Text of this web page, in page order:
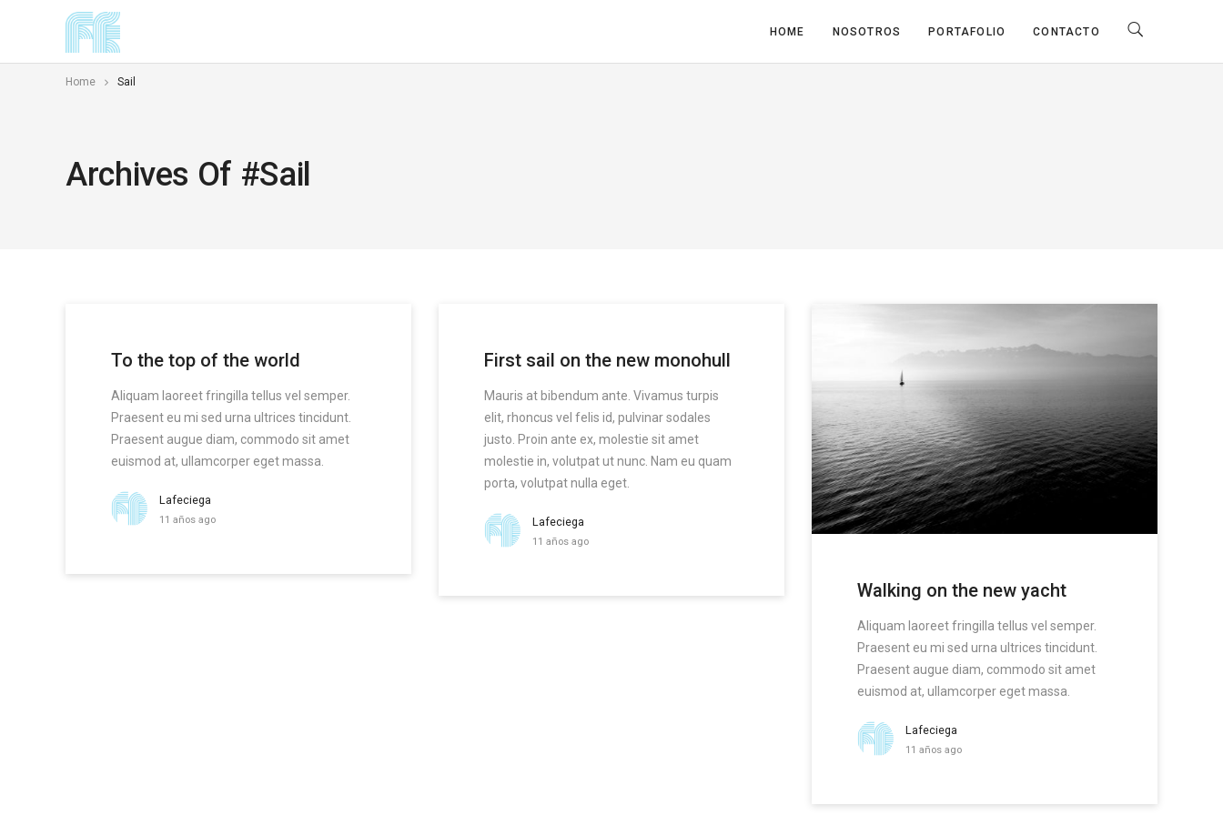
HOME NOSOTROS PORTAFOLIO CONTACTO
Home Sail
Archives Of #sail
To the top of the world
Aliquam laoreet fringilla tellus vel semper.
Praesent eu mi sed urna ultrices tincidunt.
Praesent augue diam, commodo sit amet
euismod at, ullamcorper eget massa.
Lafeciega
11 años ago
First sail on the new monohull
Mauris at bibendum ante. Vivamus turpis
elit, rhoncus vel felis id, pulvinar sodales
justo. Proin ante ex, molestie sit amet
molestie in, volutpat ut nunc. Nam eu quam
porta, volutpat nulla eget.
Lafeciega
11 años ago
Walking on the new yacht
Aliquam laoreet fringilla tellus vel semper.
Praesent eu mi sed urna ultrices tincidunt.
Praesent augue diam, commodo sit amet
euismod at, ullamcorper eget massa.
Lafeciega
11 años ago